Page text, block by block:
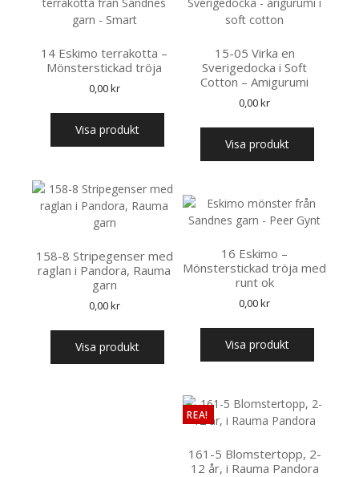
14 Eskimo terrakotta –
Mönsterstickad tröja
0,00kr
Visa produkt
15-05 Virka en
Sverigedocka i Soft
Cotton – Amigurumi
0,00kr
Visa produkt
158-8 Stripegenser med
raglan i Pandora, Rauma
garn
0,00kr
Visa produkt
16 Eskimo –
Mönsterstickad tröja med
runt ok
0,00kr
Visa produkt
REA!
161-5 Blomstertopp, 2-
12 år, i Rauma Pandora